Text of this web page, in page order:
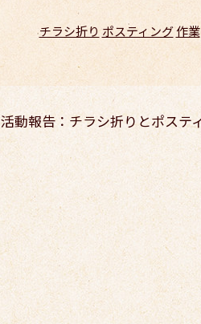
チラシ折り ポスティング作業
活動報告：チラシ折りとポステ